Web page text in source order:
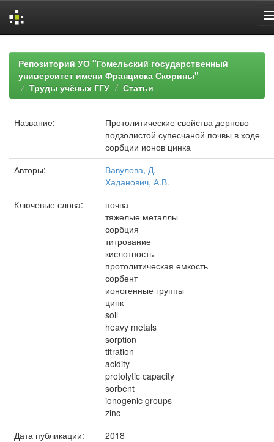
navigationРепозиторий УО "Гомельский государственный
университет имени Франциска Скорины"
Труды учёных ГГУ
Статьи
Название:
Протолитические свойства дерново-
подзолистой супесчаной почвы в ходе
сорбции ионов цинка
Авторы:
Вавулова, Д.
Хаданович, А.В.
Ключевые слова:
почва
тяжелые металлы
сорбция
титрование
кислотность
протолитическая емкость
сорбент
ионогенные группы
цинк
soil
heavy metals
sorption
titration
acidity
protolytic capacity
sorbent
ionogenic groups
zinc
Дата публикации:
2018